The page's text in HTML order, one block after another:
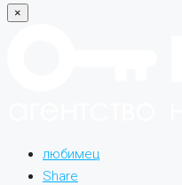
×
любимец
Share